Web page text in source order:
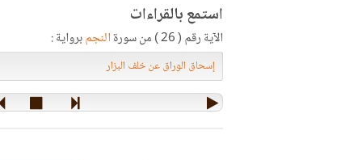
استمع بالقراءات
الآية رقم ( 26 ) من سورة النجمبرواية :